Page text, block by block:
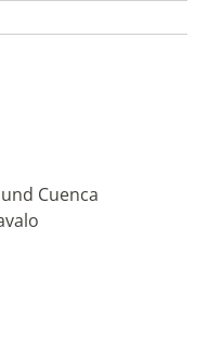
Cuenca